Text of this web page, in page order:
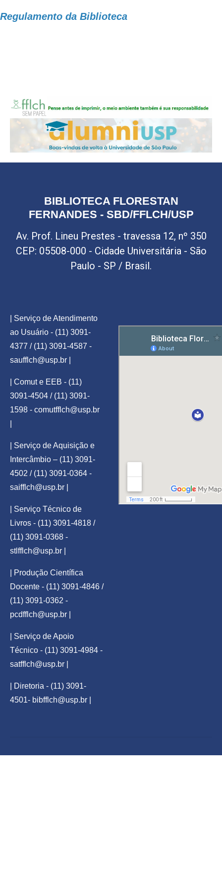
Regulamento da Biblioteca
BIBLIOTECA FLORESTAN
FERNANDES - SBD/FFLCH/USP
Av. Prof. Lineu Prestes - travessa 12, nº 350
CEP: 05508-000 - Cidade Universitária - São
Paulo - SP / Brasil.
| Serviço de Atendimento
ao Usuário - (11) 3091-
4377 / (11) 3091-4587 -
saufflch@usp.br
| Comut e EEB - (11)
3091-4504 / (11) 3091-
1598 - comutfflch@usp.br
| Serviço de Aquisição e
Intercâmbio – (11) 3091-
4502 / (11) 3091-0364 -
saifflch@usp.br
| Serviço Técnico de
Livros - (11) 3091-4818 /
(11) 3091-0368 -
stlfflch@usp.br
| Produção Científica
Docente - (11) 3091-4846 /
(11) 3091-0362 -
pcdfflch@usp.br
| Serviço de Apoio
Técnico - (11) 3091-4984 -
satfflch@usp.br
| Diretoria - (11) 3091-
4501- bibfflch@usp.br